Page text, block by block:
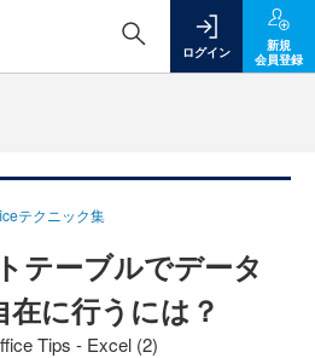
ログイン
新規
会員登録
テクニック集
テーブルでデータ
に行うには？
Tips - Excel (2)